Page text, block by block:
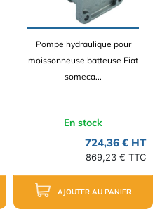
Pompe hydraulique pour
moissonneuse batteuse Fiat
someca...
En stock
724,36 € HT
869,23 € TTC
AJOUTER AU PANIER